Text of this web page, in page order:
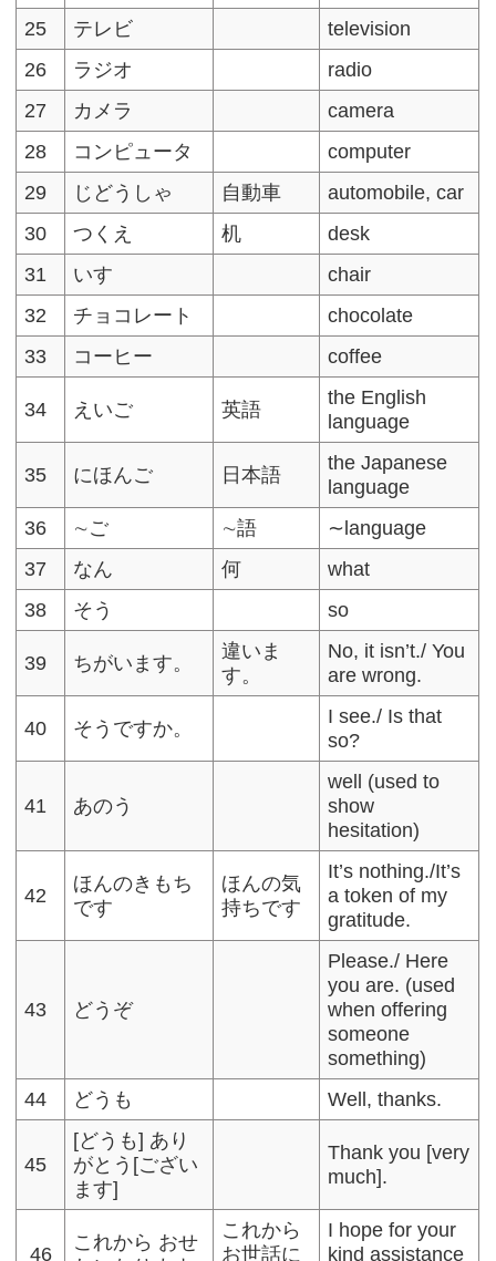
25 テレビ
television
26
ラジオ
radio
27
カメラ
camera
28
コンピュータ
computer
29
じどうしゃ 自動車
automobile, car
30
つくえ 机
desk
31
いす
chair
32
チョコレート
chocolate
33
コーヒー coffee
34 えいご 英語
the English
language
35 にほんご 日本語
the Japanese
language
36
∼ご ∼語
∼language
37
なん 何
what
38
そう so
39 ちがいます。
違いま
す。
No, it isn’t./ You
are wrong.
40 そうですか。
I see./ Is that
so?
41 あのう
well (used to
show
hesitation)
42
ほんのきもち
です
ほんの気
持ちです
It’s nothing./It’s
a token of my
gratitude.
43 どうぞ
Please./ Here
you are. (used
when offering
someone
something)
44
どうも Well, thanks.
45
[どうも] あり
がとう[ござい
ます]
Thank you [very
much].
46
これから おせ
これから
お世話に
I hope for your
kind assistance